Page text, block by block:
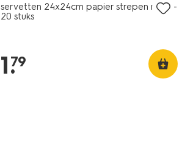
servetten 24x24cm papier strepen roze -
20 stuks
1.
79